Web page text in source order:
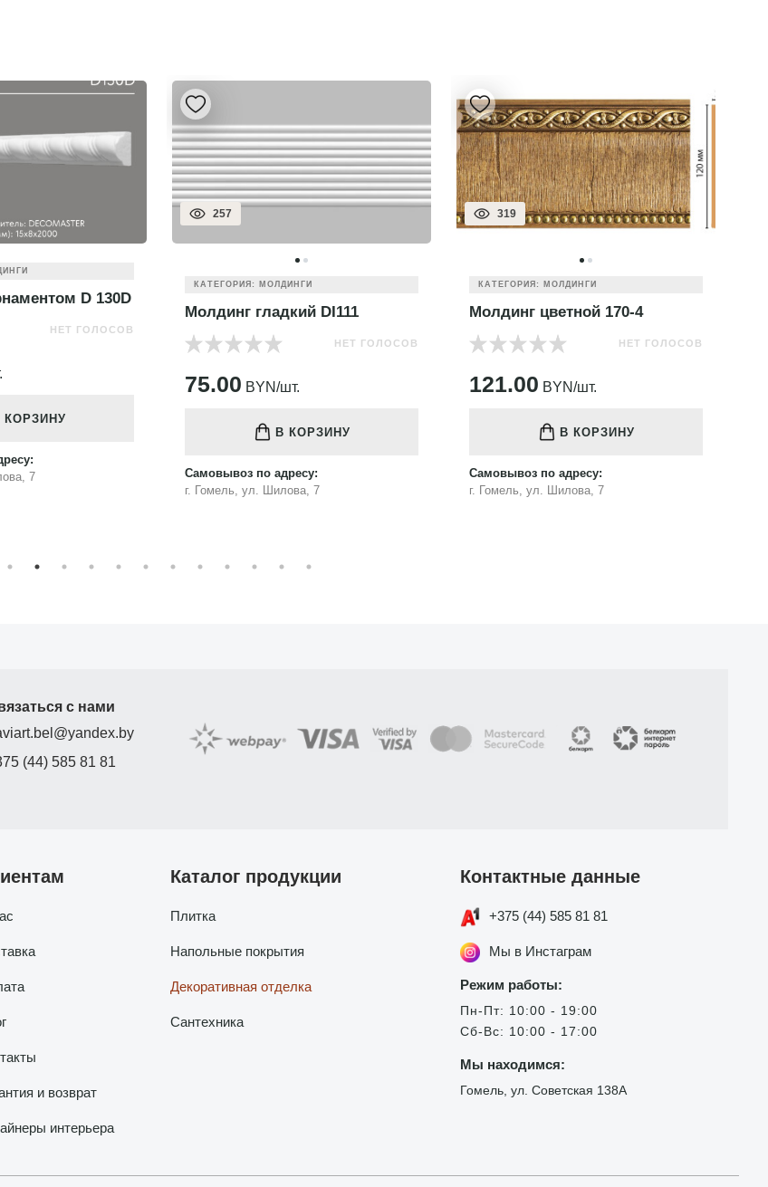
D 130D
НЕТ ГОЛОСОВ
КОРЗИНУ
7
257
КАТЕГОРИЯ: МОЛДИНГИ
Молдинг гладкий DI111
НЕТ ГОЛОСОВ
75.00 BYN/шт.
В КОРЗИНУ
Самовывоз по адресу:
г. Гомель, ул. Шилова, 7
319
КАТЕГОРИЯ: МОЛДИНГИ
Молдинг цветной 170-4
НЕТ ГОЛОСОВ
121.00 BYN/шт.
В КОРЗИНУ
Самовывоз по адресу:
г. Гомель, ул. Шилова, 7
с нами
(44) 585 81 81
и возврат
интерьера
Каталог продукции
Плитка
Напольные покрытия
Декоративная отделка
Сантехника
Контактные данные
+375 (44) 585 81 81
Мы в Инстаграм
Режим работы:
Пн-Пт: 10:00 - 19:00
Сб-Вс: 10:00 - 17:00
Мы находимся:
Гомель, ул. Советская 138А